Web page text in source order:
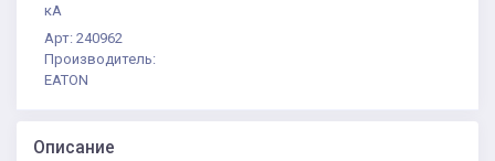
кА
Арт: 240962
Производитель:
EATON
Описание